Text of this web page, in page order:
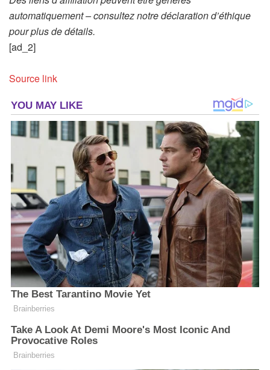
automatiquement – consultez notre déclaration d’éthique
pour plus de détails.
[ad_2]
Source link